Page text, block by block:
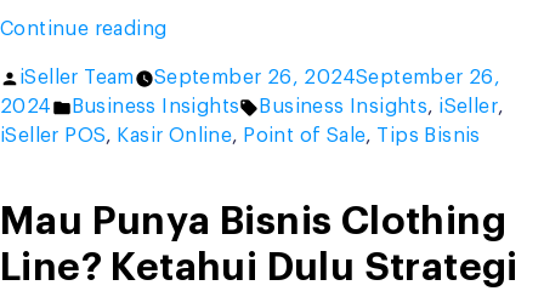
Continue reading“Sistem
AI
Gratis,
Ubah
Kelola
Bisnis
Jadi
Posted
by
iSeller Team September 26, 2024September 26,
2024
Posted
in
Business Insights Tags:
Business Insights, iSeller,
iSeller POS, Kasir Online, Point of Sale, Tips Bisnis
Mau Punya Bisnis Clothing
Line? Ketahui Dulu Strategi